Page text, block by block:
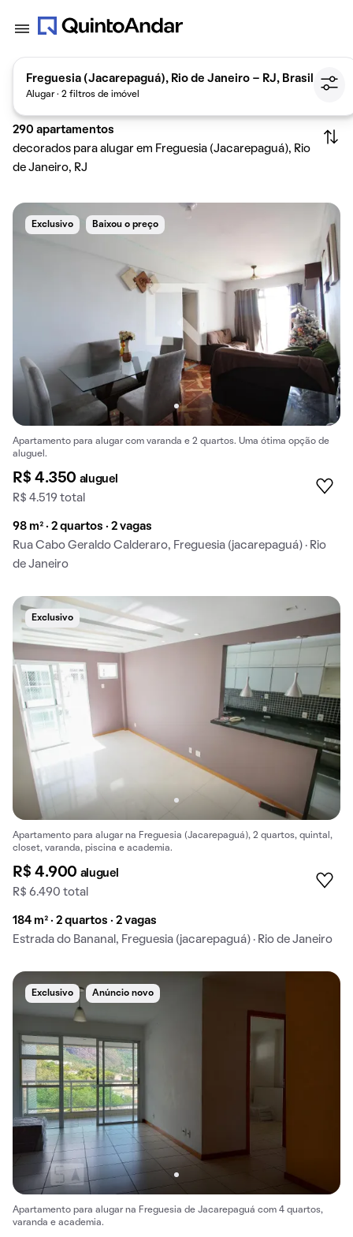
Freguesia (Jacarepaguá), Rio de Janeiro - RJ, Brasil
Alugar · 2 filtros de imóvel
290 apartamentos
decorados para alugar em Freguesia (Jacarepaguá), Rio
de Janeiro, RJ
Exclusivo Baixou o preço
Apartamento para alugar com varanda e 2 quartos. Uma ótima opção de
aluguel.
R$ 4.350 aluguel
R$ 4.519 total
98 m² · 2 quartos · 2 vagas
Rua Cabo Geraldo Calderaro, Freguesia (jacarepaguá) · Rio
de Janeiro
Exclusivo
Apartamento para alugar na Freguesia (Jacarepaguá), 2 quartos, quintal,
closet, varanda, piscina e academia.
R$ 4.900 aluguel
R$ 6.490 total
184 m² · 2 quartos · 2 vagas
Estrada do Bananal, Freguesia (jacarepaguá) · Rio de Janeiro
Exclusivo Anúncio novo
Apartamento para alugar na Freguesia de Jacarepaguá com 4 quartos,
varanda e academia.